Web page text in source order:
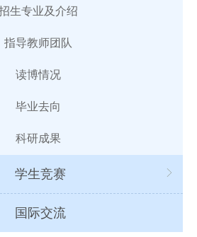
生专业及介绍
指导教师团队
读博情况
毕业去向
科研成果
学生竞赛
国际交流